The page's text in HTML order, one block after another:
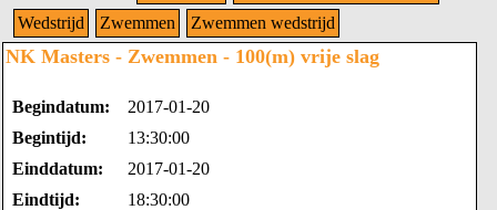
Wedstrijd
Zwemmen Zwemmen wedstrijd
NK Masters - Zwemmen - 100(m) vrije slag
Begindatum:
2017-01-20
Begintijd:
13:30:00
Einddatum:
2017-01-20
Eindtijd:
18:30:00